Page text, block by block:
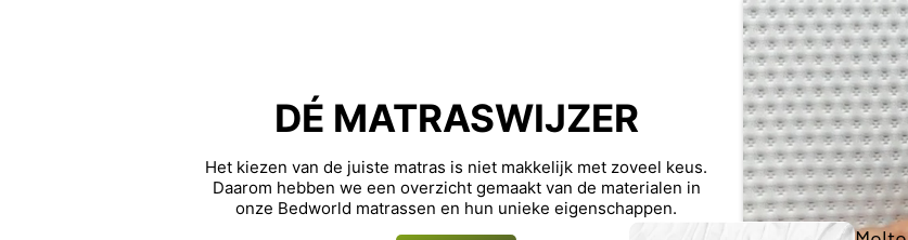
Tweeperso
trasse
n
DÉ MATRASWIJZER
Het kiezen van de juiste matras is niet makkelijk met zoveel keus.
Daarom hebben we een overzicht gemaakt van de materialen in
onze Bedworld matrassen en hun unieke eigenschappen.